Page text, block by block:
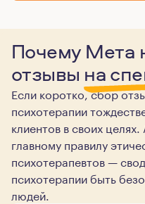
Почему Мета
отзывы на
Если коротко, сбор
психотерапии
клиентов в своих
главному правилу
психотерапевтов —
психотерапии быть
людей.